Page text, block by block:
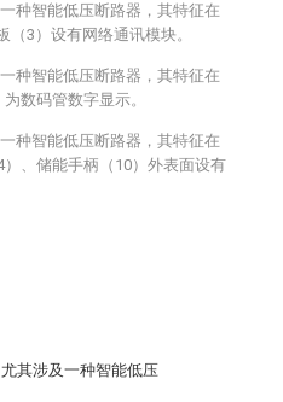
其涉及一种智能低压
种智能低压断路器，其特征在
3）设有网络通讯模块。
种智能低压断路器，其特征在
数码管数字显示。
种智能低压断路器，其特征在
、储能手柄（10）外表面设有